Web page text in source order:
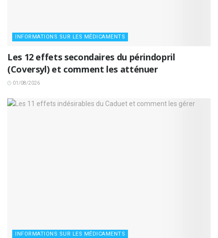
INFORMATIONS SUR LES MÉDICAMENTS
Les 12 effets secondaires du périndopril
(Coversyl) et comment les atténuer
01/08/2026
INFORMATIONS SUR LES MÉDICAMENTS